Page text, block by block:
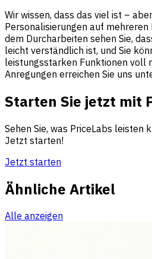
Wir wissen, dass das viel ist –
Personalisierungen auf mehreren
dem Durcharbeiten sehen Sie,
leicht verständlich ist, und Sie
leistungsstarken Funktionen voll
Anregungen erreichen Sie uns
Starten Sie jetzt mit
Sehen Sie, was PriceLabs leisten
Jetzt starten!
Jetzt starten
Ähnliche Artikel
Alle anzeigen